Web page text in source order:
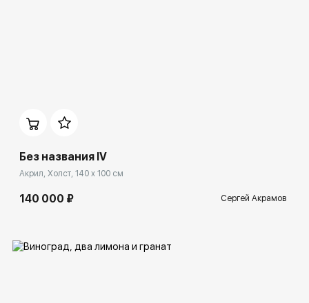
Без названия IV
Акрил, Холст, 140 x 100 см
140 000 ₽ Сергей Акрамов